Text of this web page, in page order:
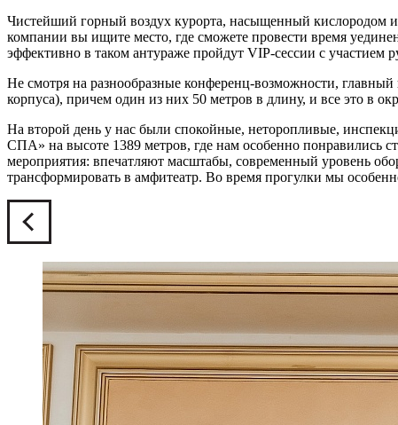
Чистейший горный воздух курорта, насыщенный кислородом и
компании вы ищите место, где сможете провести время
эффективно в таком антураже пройдут VIP-сессии с участием
Не смотря на разнообразные конференц-возможности,
корпуса), причем один из них 50 метров в длину, и все это в
На второй день у нас были спокойные, неторопливые,
СПА» на высоте 1389 метров, где нам особенно понравились
мероприятия: впечатляют масштабы, современный уровень
трансформировать в амфитеатр. Во время прогулки мы